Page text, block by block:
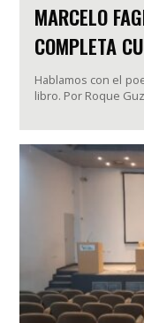
MARCELO
COMPLETA
Hablamos con el
libro. Por Roque